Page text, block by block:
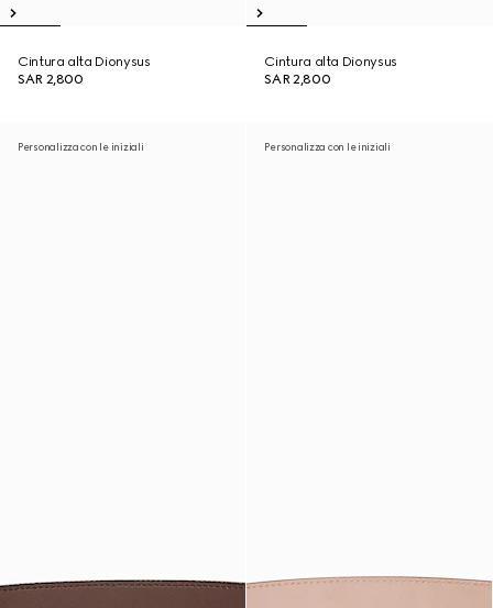
Cintura alta Dionysus
SAR 2,800
Cintura alta Dionysus
SAR 2,800
Personalizza con le iniziali Personalizza con le iniziali